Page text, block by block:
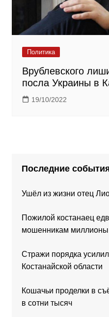
Политика
Врублевского
посла Украины в
19/10/2022
Последние
Ушёл из жизни отец
Пожилой костанаец
мошенникам миллионы
Стражи порядка
Костанайской области
Кошачьи проделки в
в сотни тысяч